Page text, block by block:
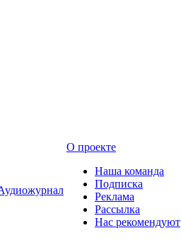
О проекте
Наша команда
Подписка
Реклама
Рассылка
Нас рекомендуют